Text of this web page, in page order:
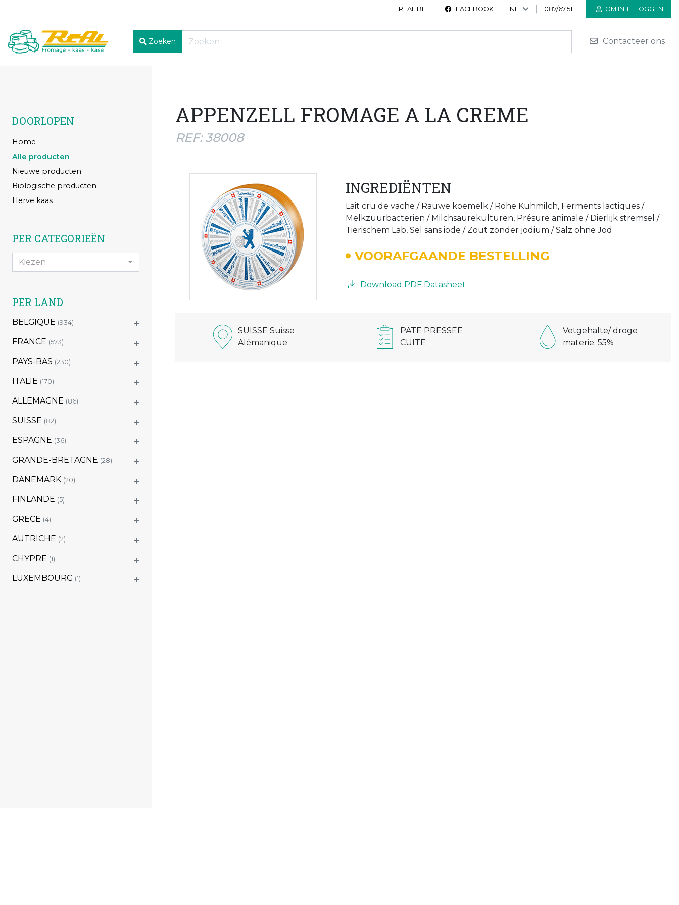
REAL.BE FACEBOOK NL 087/67.51.11 OM IN TE LOGGEN
Zoeken Contacteer ons
DOORLOPEN
Home
Alle producten
Nieuwe producten
Biologische producten
Herve kaas
PER CATEGORIEËN
Kiezen
PER LAND
BELGIQUE (934)
FRANCE (573)
PAYS-BAS (230)
ITALIE (170)
ALLEMAGNE (86)
SUISSE (82)
ESPAGNE (36)
GRANDE-BRETAGNE (28)
DANEMARK (20)
FINLANDE (5)
GRECE (4)
AUTRICHE (2)
CHYPRE (1)
LUXEMBOURG (1)
APPENZELL FROMAGE A LA CREME
REF: 38008
INGREDIËNTEN
Lait cru de vache / Rauwe koemelk / Rohe Kuhmilch, Ferments lactiques /
Melkzuurbacteriën / Milchsäurekulturen, Présure animale / Dierlijk stremsel /
Tierischem Lab, Sel sans iode / Zout zonder jodium / Salz ohne Jod
VOORAFGAANDE BESTELLING
Download PDF Datasheet
SUISSE Suisse
Alémanique
PATE PRESSEE
CUITE
Vetgehalte/ droge
materie: 55%